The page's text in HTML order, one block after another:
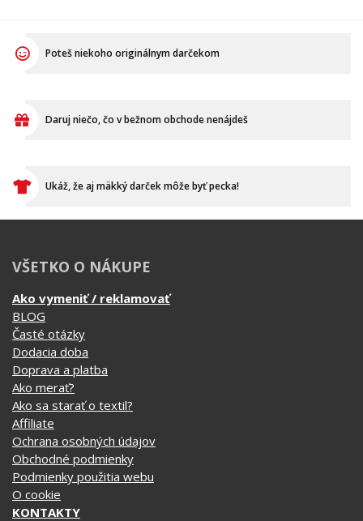
Poteš niekoho originálnym darčekom
Daruj niečo, čo v bežnom obchode nenájdeš
Ukáž, že aj mäkký darček môže byť pecka!
VŠETKO O NÁKUPE
Ako vymeniť / reklamovať
BLOG
Časté otázky
Dodacia doba
Doprava a platba
Ako merať?
Ako sa starať o textil?
Affiliate
Ochrana osobných údajov
Obchodné podmienky
Podmienky použitia webu
O cookie
KONTAKTY